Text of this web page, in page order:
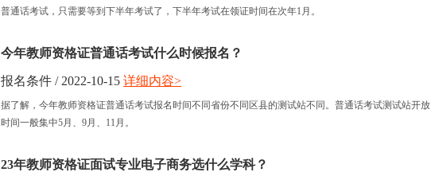
普通话考试，只需要等到下半年考试了，下半年考试在领证时间在次年1月。
今年教师资格证普通话考试什么时候报名？
报名条件 / 2022-10-15
据了解，今年教师资格证普通话考试报名时间不同省份不同区县的测试站不同。普通话考试测试站开放
时间一般集中5月、9月、11月。
详细内容>
23年教师资格证面试专业电子商务选什么学科？